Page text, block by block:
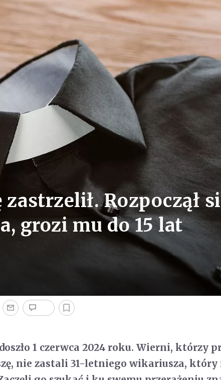
Rozpoczął
grozi mu do 15 lat
1 czerwca 2024 roku. Wierni, którzy
nie zastali 31-letniego wikariusza, który